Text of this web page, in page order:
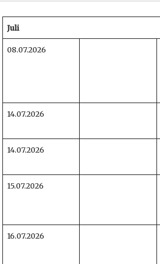
Juli
08.07.2026
14.07.2026
14.07.2026
15.07.2026
16.07.2026